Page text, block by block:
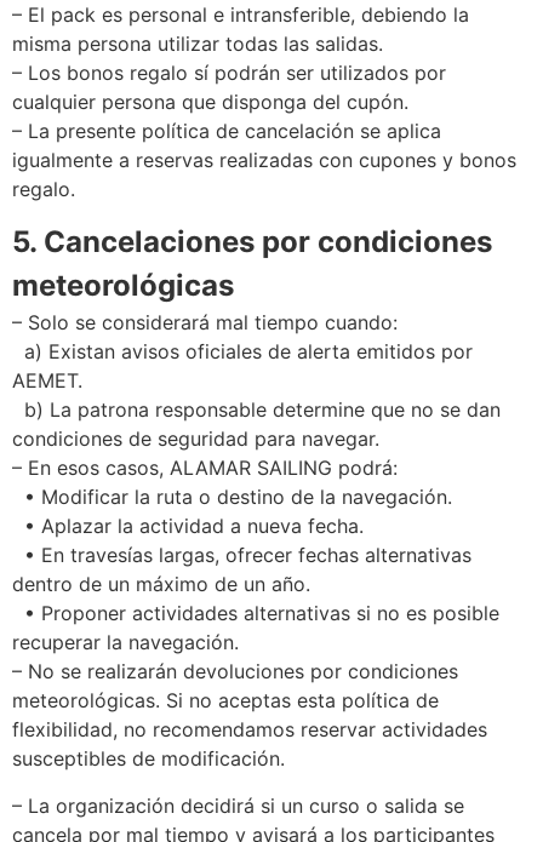
– El pack es personal e intransferible, debiendo la
misma persona utilizar todas las salidas.
– Los bonos regalo sí podrán ser utilizados por
cualquier persona que disponga del cupón.
– La presente política de cancelación se aplica
igualmente a reservas realizadas con cupones y bonos
regalo.
5. Cancelaciones por condiciones
meteorológicas
– Solo se considerará mal tiempo cuando:
a) Existan avisos oficiales de alerta emitidos por
AEMET.
b) La patrona responsable determine que no se dan
condiciones de seguridad para navegar.
– En esos casos, ALAMAR SAILING podrá:
• Modificar la ruta o destino de la navegación.
• Aplazar la actividad a nueva fecha.
• En travesías largas, ofrecer fechas alternativas
dentro de un máximo de un año.
• Proponer actividades alternativas si no es posible
recuperar la navegación.
– No se realizarán devoluciones por condiciones
meteorológicas. Si no aceptas esta política de
flexibilidad, no recomendamos reservar actividades
susceptibles de modificación.
– La organización decidirá si un curso o salida se
cancela por mal tiempo y avisará a los participantes